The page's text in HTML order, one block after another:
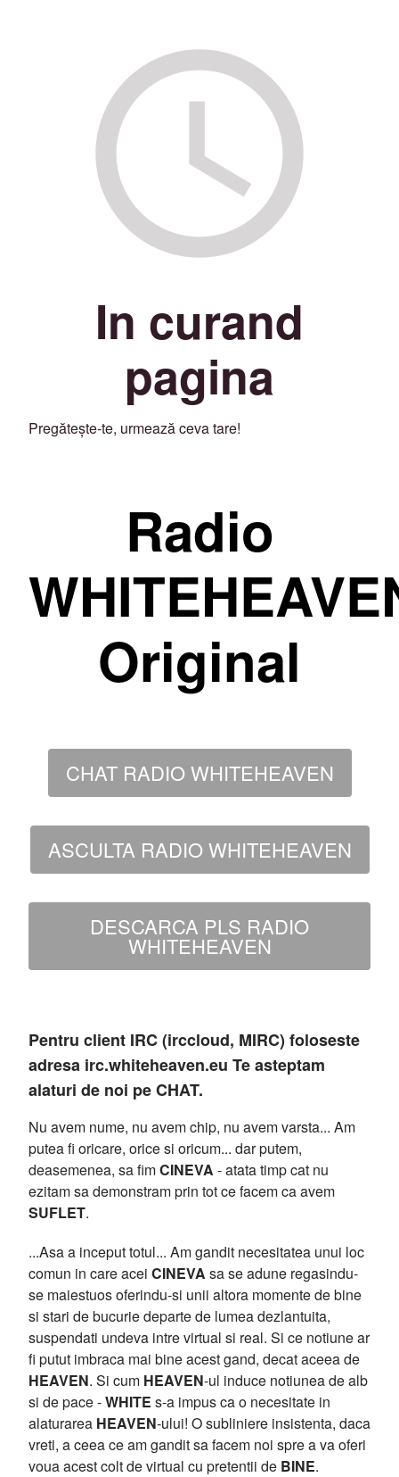
In curand
pagina
Pregătește-te, urmează ceva tare!
Radio
Original
CHAT RADIO WHITEHEAVEN
ASCULTA RADIO WHITEHEAVEN
DESCARCA PLS RADIO
WHITEHEAVEN
Pentru client IRC (irccloud, MIRC) foloseste
adresa irc.whiteheaven.eu Te asteptam
alaturi de noi pe CHAT.
Nu avem nume, nu avem chip, nu avem varsta... Am
putea fi oricare, orice si oricum... dar putem,
deasemenea, sa fimCINEVA - atata timp cat nu
ezitam sa demonstram prin tot ce facem ca avem
SUFLET.
...Asa a inceput totul... Am gandit necesitatea unui loc
comun in care acei CINEVA sa se adune regasindu-
se maiestuos oferindu-si unii altora momente de bine
si stari de bucurie departe de lumea dezlantuita,
suspendati undeva intre virtual si real. Si ce notiune ar
fi putut imbraca mai bine acest gand, decat aceea de
HEAVEN. Si cum HEAVEN-ul induce notiunea de alb
si de pace -WHITE s-a impus ca o necesitate in
alaturarea HEAVEN-ului! O subliniere insistenta, daca
vreti, a ceea ce am gandit sa facem noi spre a va oferi
voua acest colt de virtual cu pretentii de BINE.